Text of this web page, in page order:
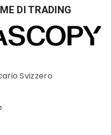
DI TRADING
Svizzero